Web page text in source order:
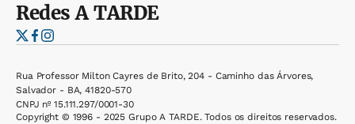
RedesA TARDE
Rua Professor Milton Cayres de Brito, 204 - Caminho das Árvores,
Salvador - BA, 41820-570
CNPJ nº 15.111.297/0001-30
Copyright © 1996 - 2025 Grupo A TARDE. Todos os direitos reservados.